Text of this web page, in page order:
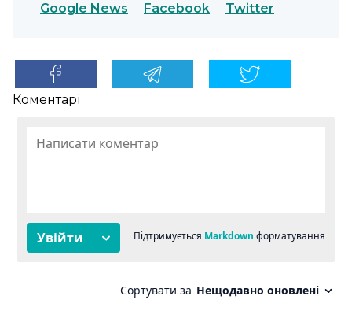
Google News Facebook Twitter
Коментарі